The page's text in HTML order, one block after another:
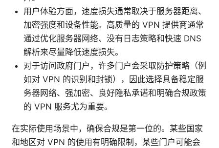
用户体验方面，速度损失通常取决于服务器距离、
加密强度和设备性能。高质量的 VPN 提供商通常
通过优化服务器网络、没有日志策略和快速 DNS
解析来尽量降低速度损失。
对于访问政府门户，许多门户会采取防护策略（例
如对 VPN 的识别和封锁），因此选择具备稳定服
务器网络、强加密、良好隐私承诺和明确合规政策
的 VPN 服务尤为重要。
在实际使用场景中，确保合规是第一位的。某些国家
和地区对 VPN 的使用有明确限制，某些门户可能会